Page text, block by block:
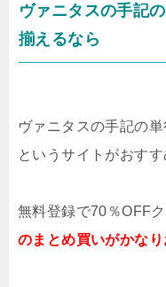
ヴァニタスの手記
揃えるなら
ヴァニタスの手記の単
というサイトがおすす
無料登録で70％OFF
のまとめ買いがかなり